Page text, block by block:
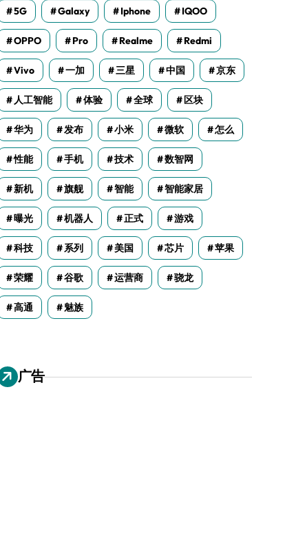
5G Galaxy Iphone IQOO
OPPO Pro Realme Redmi
Vivo 一加 三星 中国 京东
人工智能 体验 全球 区块
华为 发布 小米 微软 怎么
性能 手机 技术 数智网
新机 旗舰 智能 智能家居
曝光 机器人 正式 游戏
科技 系列 美国 芯片 苹果
荣耀 谷歌 运营商 骁龙
高通 魅族
广告